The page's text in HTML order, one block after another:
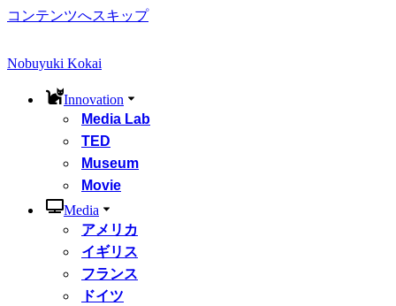
コンテンツへスキップ
Nobuyuki Kokai
Innovation
Media Lab
TED
Museum
Movie
Media
アメリカ
イギリス
フランス
ドイツ